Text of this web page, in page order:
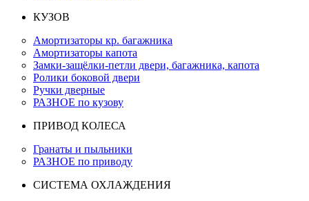
КУЗОВ
Амортизаторы кр. багажника
Амортизаторы капота
Замки-защёлки-петли двери, багажника, капота
Ролики боковой двери
Ручки дверные
РАЗНОЕ по кузову
ПРИВОД КОЛЕСА
Гранаты и пыльники
РАЗНОЕ по приводу
СИСТЕМА ОХЛАЖДЕНИЯ